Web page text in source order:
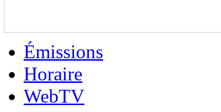
Émissions
Horaire
WebTV